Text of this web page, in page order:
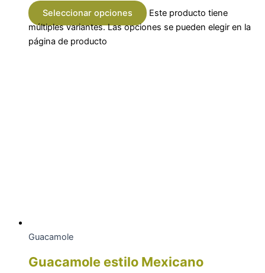
Seleccionar opciones
Este producto tiene
múltiples variantes. Las opciones se pueden elegir en la
página de producto
Guacamole
Guacamole estilo Mexicano